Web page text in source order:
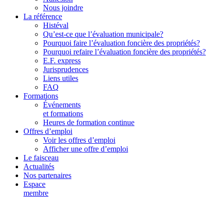
Nous joindre
La référence
Histéval
Qu’est-ce que l’évaluation municipale?
Pourquoi faire l’évaluation foncière des propriétés?
Pourquoi refaire l’évaluation foncière des propriétés?
E.F. express
Jurisprudences
Liens utiles
FAQ
Formations
Événements
et formations
Heures de formation continue
Offres d’emploi
Voir les offres d’emploi
Afficher une offre d’emploi
Le faisceau
Actualités
Nos partenaires
Espace
membre